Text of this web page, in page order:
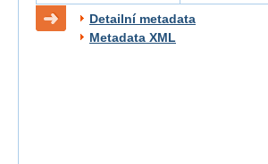
Detailní metadata
Metadata XML